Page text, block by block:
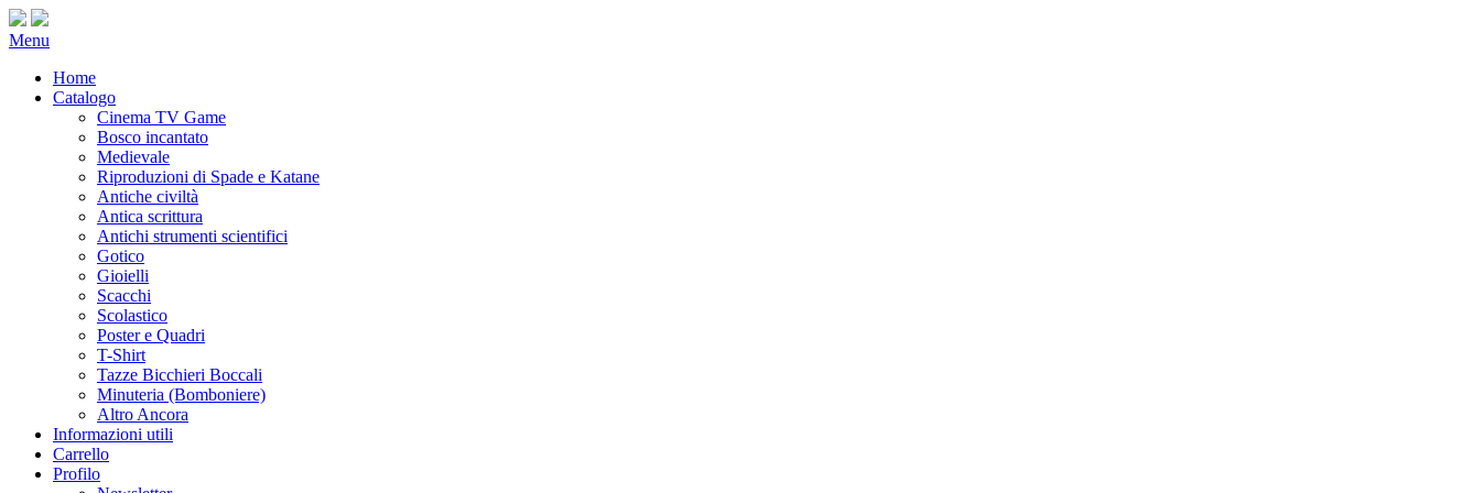
Menu
Home
Catalogo
Cinema TV Game
Bosco incantato
Medievale
Riproduzioni di Spade e Katane
Antiche civiltà
Antica scrittura
Antichi strumenti scientifici
Gotico
Gioielli
Scacchi
Scolastico
Poster e Quadri
T-Shirt
Tazze Bicchieri Boccali
Minuteria (Bomboniere)
Altro Ancora
Informazioni utili
Carrello
Profilo